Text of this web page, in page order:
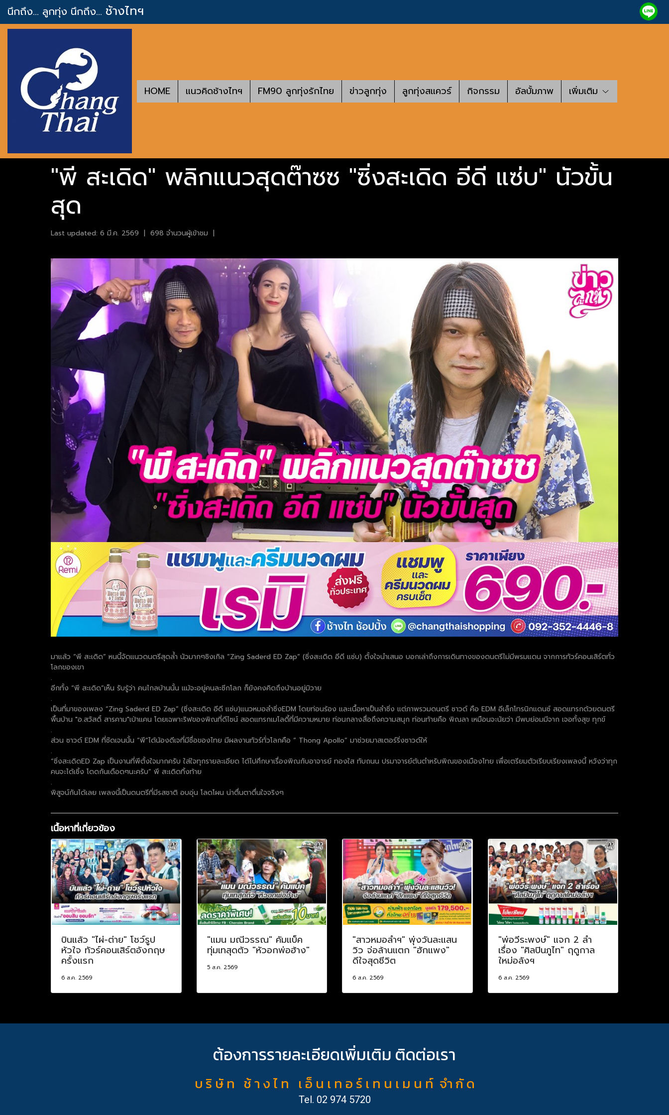
นึกถึง... ลูกทุ่ง นึกถึง... ช้างไทฯ
HOME แนวคิดช้างไทฯ FM90 ลูกทุ่งรักไทย ข่าวลูกทุ่ง ลูกทุ่งสแควร์ กิจกรรม อัลบั้มภาพ เพิ่มเติม
"พี สะเดิด" พลิกแนวสุดต๊าซซ "ซิ่งสะเดิด อีดี แซ่บ" นัวขั้น
สุด
Last updated: 6 มี.ค. 2569 | 698 จำนวนผู้เข้าชม |
มาแล้ว “พี สะเดิด” หนนี้จัดแนวดนตรีสุดล้ำ นัวมากๆซิงเกิล “Zing Saderd ED Zap” (ซิ่งสะเดิด อีดี แซ่บ) ตั้งใจนำเสนอ บอกเล่าถึงการเดินทางของดนตรีไม่มีพรมแดน จากการทัวร์คอนเสิร์ตทั่ว
โลกของเขา
.
อีกทั้ง “พี สะเดิด”เห็น รับรู้ว่า คนไกลบ้านนั้น แม้จะอยู่คนละซีกโลก ก็ยังคงคิดถึงบ้านอยู่มิวาย
.
เป็นที่มาของเพลง “Zing Saderd ED Zap” (ซิ่งสะเดิด อีดี แซ่บ)แนวหมอลำซิ่งEDM โดยท่อนร้อง และเนื้อหาเป็นลำซิ่ง แต่ภาพรวมดนตรี ซาวด์ คือ EDM อีเล็กโทรนิกแดนซ์ สอดแทรกด้วยดนตรี
พื้นบ้าน "อ.สวัสดิ์ สารคาม"เป่าแคน โดยเฉพาะริฟของพิณที่ดีไซน์ สอดแทรกเมโลดี้ที่มีความหมาย ท่อนกลางสื่อถึงความสนุก ท่อนท้ายคือ พิณลา เหมือนจะนัยว่า มีพบย่อมมีจาก เจอทั้งสุข ทุกข์
.
ส่วน ซาวด์ EDM ที่ชัดเจนนั้น “พี”ได้น้องดีเจที่มีชื่อของไทย มีผลงานทัวร์ทั่วโลกคือ “ Thong Apollo” มาช่วยมาสเตอร์ริ่งซาวด์ให้
.
“ซิ่งสะเดิดED Zap เป็นงานที่พีตั้งใจมากครับ ใส่ใจทุกรายละเอียด ได้ไปศึกษาเรื่องพิณกับอาจารย์ ทองใส ทับถนน ปรมาจารย์ต้นตำหรับพิณของเมืองไทย เพื่อเตรียมตัวเรียบเรียงเพลงนี้ หวังว่าทุก
คนจะได้เซิ้ง โดดกันเดือดๆนะครับ” พี สะเดิดทิ้งท้าย
.
พิสูจน์กันได้เลย เพลงนี้เป็นดนตรีที่มีรสชาติ อบอุ่น โลดโผน น่าตื่นตาตื่นใจจริงๆ
เนื้อหาที่เกี่ยวข้อง
บินแล้ว "ไผ่-ต่าย" โชว์รูป
หัวใจ ทัวร์คอนเสิร์ตอังกฤษ
ครั้งแรก
6 ส.ค. 2569
"แมน มณีวรรณ" คัมแบ็ค
ทุ่มเทสุดตัว "หัวอกพ่อฮ้าง"
5 ส.ค. 2569
"สาวหมอลำฯ" พุ่งวันละแสน
วิว จ่อล้านแตก "ฮักแพง"
ดีใจสุดชีวิต
6 ส.ค. 2569
"พ่อวีระพงษ์" แจก 2 ลำ
เรื่อง "ศิลปินภูไท" ฤดูกาล
ใหม่อลังฯ
6 ส.ค. 2569
ต้องการรายละเอียดเพิ่มเติม ติดต่อเรา
บ ริ ษั ท ช้ า ง ไ ท เ อ็ น เ ท อ ร์ เ ท น เ ม น ท์ จำ กั ด
Tel. 02 974 5720